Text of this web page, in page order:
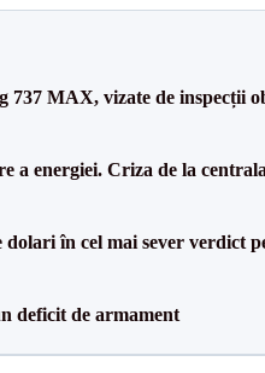
737 MAX, vizate de inspecții
a energiei. Criza de la
în cel mai sever verdict
deficit de armament